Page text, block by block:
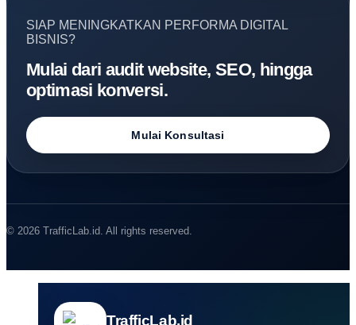
SIAP MENINGKATKAN PERFORMA DIGITAL
BISNIS?
Mulai dari audit website, SEO, hingga
optimasi konversi.
Mulai Konsultasi
© 2026 TrafficLab.id. All rights reserved.
TrafficLab.id